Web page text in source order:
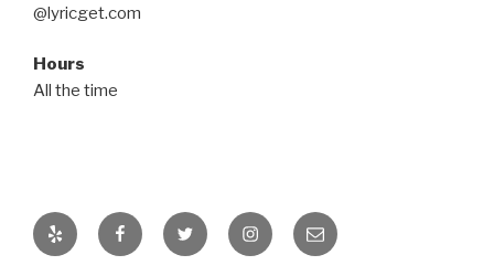
@lyricget.com
Hours
All the time
Yelp FacebookTwitter InstagramEmail